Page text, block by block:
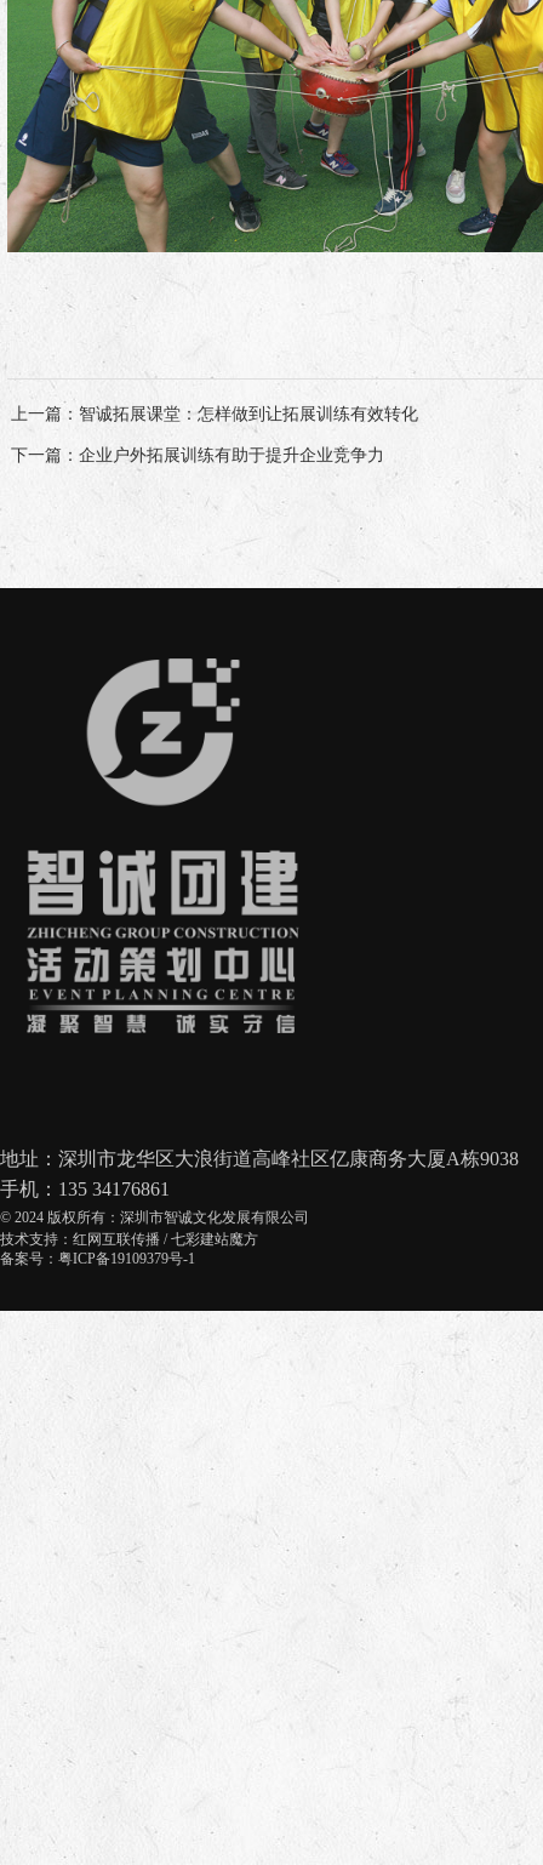
上一篇：智诚拓展课堂：怎样做到让拓展训练有效转化
下一篇：企业户外拓展训练有助于提升企业竞争力
地址：深圳市龙华区大浪街道高峰社区亿康商务大厦A栋9038
手机：135 34176861
© 2024 版权所有：深圳市智诚文化发展有限公司
技术支持： 红网互联传播 /七彩建站魔方
备案号：粤ICP备19109379号-1